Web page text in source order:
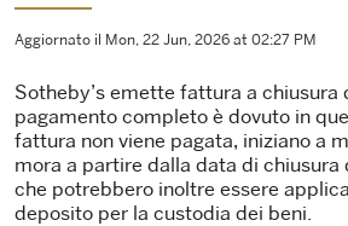
Aggiornato il Mon, 22 Jun, 2026 at 02:27 PM
Sotheby’s emette fattura a chiusura
pagamento completo è dovuto in
fattura non viene pagata, iniziano a
mora a partire dalla data di chiusura
che potrebbero inoltre essere
deposito per la custodia dei beni.